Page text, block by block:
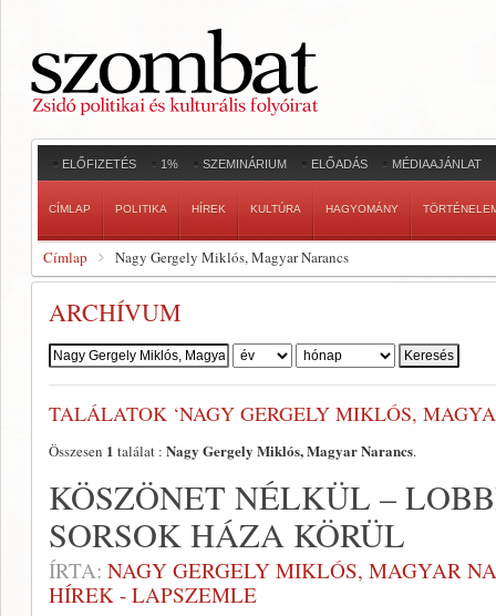
ELŐFIZETÉS 1% SZEMINÁRIUM ELŐADÁS MÉDIAAJÁNLAT
CÍMLAP POLITIKA HÍREK KULTÚRA HAGYOMÁNY
Címlap Nagy Gergely Miklós, Magyar Narancs
ARCHÍVUM
Szerző:
TALÁLATOK ‘NAGY GERGELY MIKLÓS,
Összesen 1 találat : Nagy Gergely Miklós, Magyar Narancs.
KÖSZÖNET NÉLKÜL –
SORSOK HÁZA KÖRÜL
ÍRTA: NAGY GERGELY MIKLÓS, MAGYAR
HÍREK - LAPSZEMLE